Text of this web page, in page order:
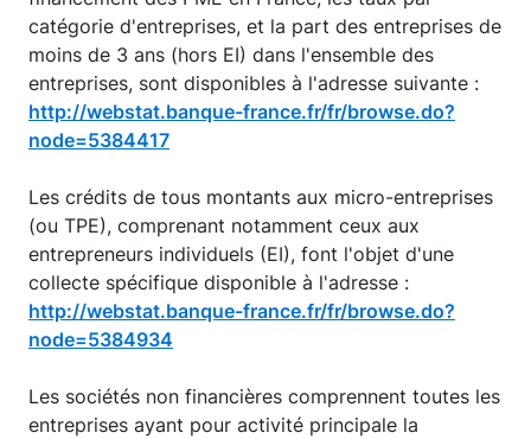
catégorie d'entreprises, et la part des entreprises de
moins de 3 ans (hors EI) dans l'ensemble des
entreprises, sont disponibles à l'adresse suivante :
http://webstat.banque-france.fr/fr/browse.do?
node=5384417
Les crédits de tous montants aux micro-entreprises
(ou TPE), comprenant notamment ceux aux
entrepreneurs individuels (EI), font l'objet d'une
collecte spécifique disponible à l'adresse :
http://webstat.banque-france.fr/fr/browse.do?
node=5384934
Les sociétés non financières comprennent toutes les
entreprises ayant pour activité principale la